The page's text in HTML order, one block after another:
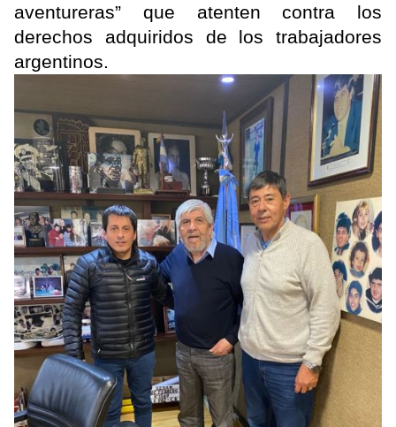
aventureras” que atenten contra los
derechos adquiridos de los trabajadores
argentinos.